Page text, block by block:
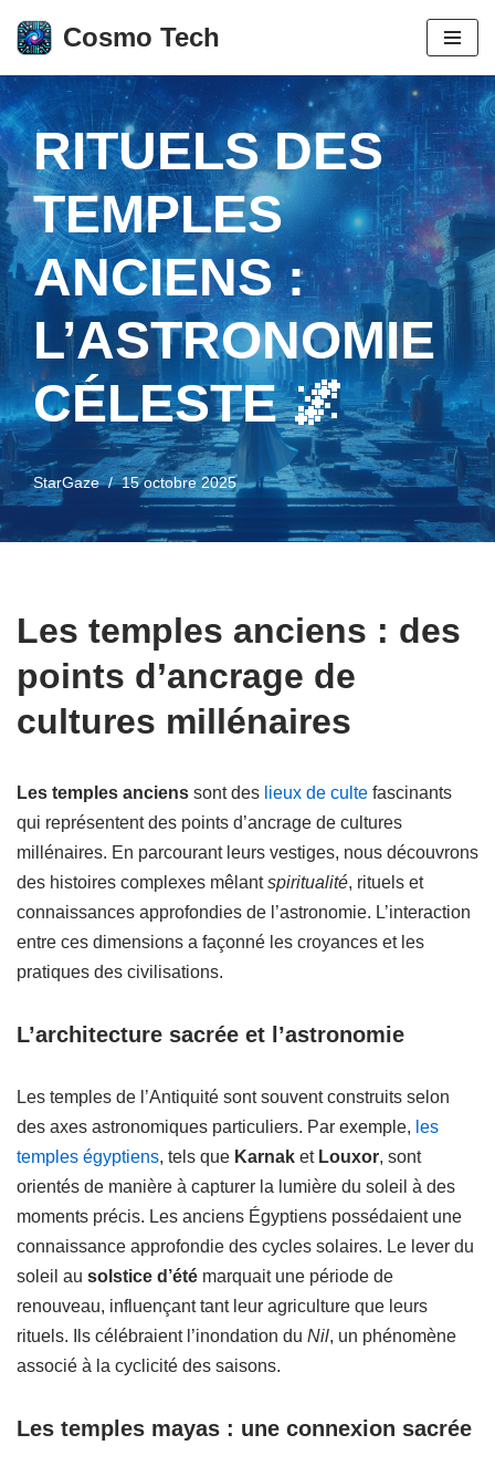
Aller
au
contenu
Cosmo Tech
RITUELS DES
TEMPLES
ANCIENS :
L’ASTRONOMIE
CÉLESTE 🌌
StarGaze 15 octobre 2025
Les temples anciens : des
points d’ancrage de
cultures millénaires
Les temples anciens sont des lieux de culte fascinants
qui représentent des points d’ancrage de cultures
millénaires. En parcourant leurs vestiges, nous découvrons
des histoires complexes mêlantspiritualité, rituels et
connaissances approfondies de l’astronomie. L’interaction
entre ces dimensions a façonné les croyances et les
pratiques des civilisations.
L’architecture sacrée et l’astronomie
Les temples de l’Antiquité sont souvent construits selon
des axes astronomiques particuliers. Par exemple, les
temples égyptiens, tels que Karnak et Louxor, sont
orientés de manière à capturer la lumière du soleil à des
moments précis. Les anciens Égyptiens possédaient une
connaissance approfondie des cycles solaires. Le lever du
soleil au solstice d’été marquait une période de
renouveau, influençant tant leur agriculture que leurs
rituels. Ils célébraient l’inondation du Nil, un phénomène
associé à la cyclicité des saisons.
Les temples mayas : une connexion sacrée